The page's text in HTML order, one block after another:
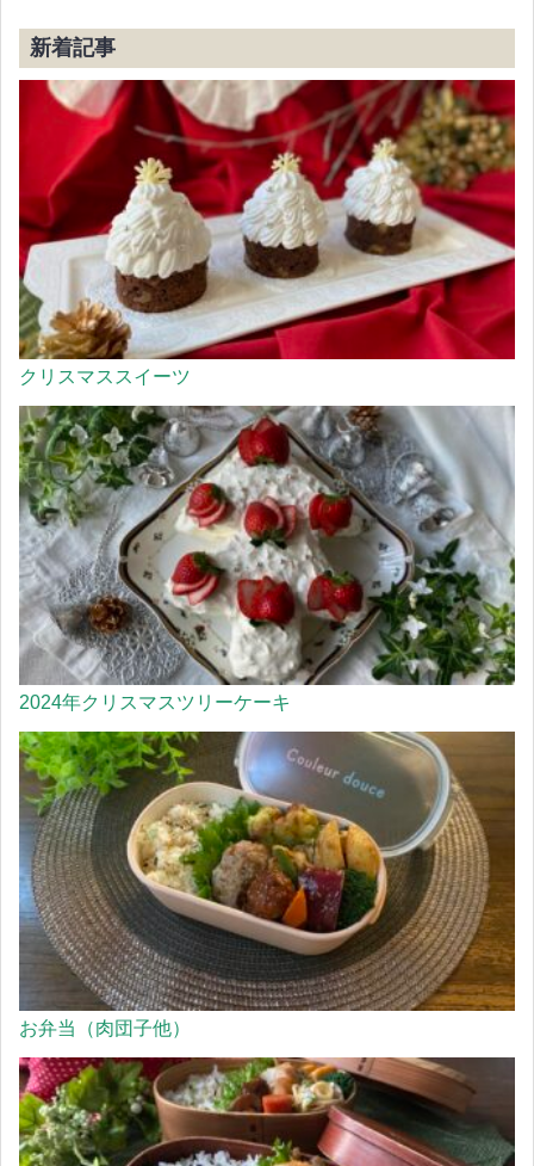
新着記事
クリスマススイーツ
2024年クリスマスツリーケーキ
お弁当（肉団子他）